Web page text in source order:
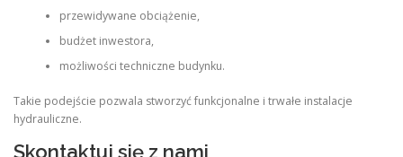
przewidywane obciążenie,
budżet inwestora,
możliwości techniczne budynku.
Takie podejście pozwala stworzyć funkcjonalne i trwałe instalacje
hydrauliczne.
Skontaktuj się z nami